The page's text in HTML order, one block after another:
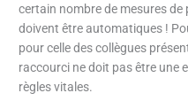
certain nombre de mesures
doivent être automatiques !
pour celle des collègues
raccourci ne doit pas être une
règles vitales.